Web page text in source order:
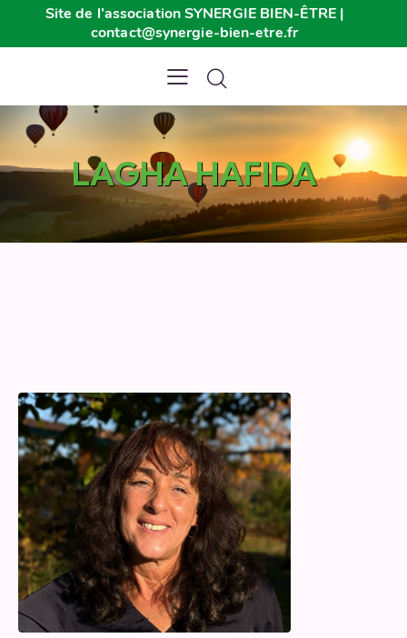
Site de l’association SYNERGIE BIEN-ÊTRE |
contact@synergie-bien-etre.fr
LAGHA HAFIDA